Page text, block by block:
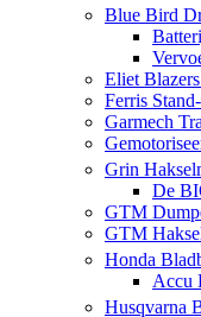
Blue Bird
Eliet
Ferris
Garmech
Grin
De
GTM
GTM
Honda
Accu
Husqvarna